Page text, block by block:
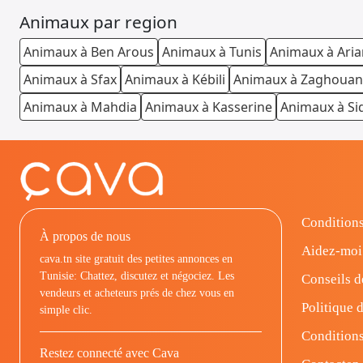
Animaux par region
Animaux à Ben Arous Animaux à Tunis Animaux à
Animaux à Sfax Animaux à Kébili Animaux à Zaghouan
Animaux à Mahdia Animaux à Kasserine Animaux à
À propos de nous
cava.tn site gratuit des petites annonces en
Tunisie: Chattez, discutez et négociez. Les
vendeurs et acheteurs prés de chez vous en
simple clic.
Restez connecté avec Cava
Aidez-moi
Conseils
Politique